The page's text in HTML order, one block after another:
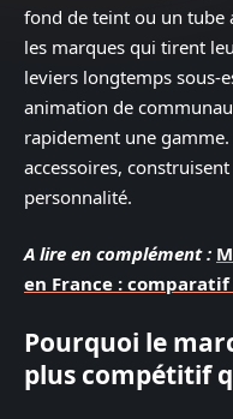
fond de teint ou un tube
les marques qui tirent
leviers longtemps sous-
animation de
rapidement une
accessoires,
personnalité.
A lire en complément :
en France : comparatif
Pourquoi le
plus compétitif